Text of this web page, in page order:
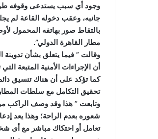
وجود أي سبب يستدعى وقوفه
جانبه، وعقب دخوله القاعة لم
بالتقاط صور بهاتفه المحمول
مطار القاهرة الدولي”.
وقالت ” فيما يتعلق بشأن️ تدوينة
أن الإجراءات الأمنية المتبعة
كما تؤكد على أن هناك تنسيق
تحقيق التكامل مع سلطات
وتابعت ” هذا وقد وصف الراكب
شعوره بعدم الراحة؛ وهذا يعد
تعامل أو احتكاك مباشر مع أى